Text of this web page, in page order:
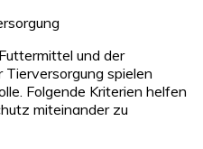
und der
spielen
Folgende Kriterien helfen
miteinander zu